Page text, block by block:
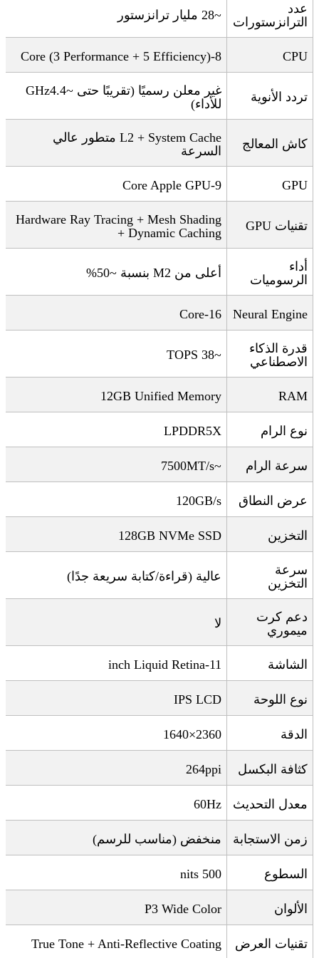
عدد
الترانزستورات
~28 مليار ترانزستور
CPU
8-Core (3 Performance + 5 Efficiency)
تردد الأنوية غير معلن رسميًا (تقريبًا حتى ~4.4
GHz
للأداء)
كاش المعالج L2 + System Cache متطور عالي
السرعة
GPU
9-Core Apple GPU
تقنيات GPU
Hardware Ray Tracing + Mesh Shading
+ Dynamic Caching
أداء
الرسوميات
أعلى من بنسبة ~50 %
Neural Engine
16-Core
قدرة الذكاء
الاصطناعي
~38 TOPS
RAM
12GB Unified Memory
نوع الرام LPDDR5X
سرعة الرام ~7500MT/s
عرض النطاق 120GB/s
التخزين 128GB NVMe SSD
سرعة
التخزين
عالية (قراءة/كتابة سريعة جدًا)
دعم كرت
ميموري
لا
الشاشة 11-inch Liquid Retina
نوع اللوحة IPS LCD
الدقة 2360×1640
كثافة البكسل 264ppi
معدل التحديث 60Hz
زمن الاستجابة منخفض (مناسب للرسم)
السطوع 500 nits
الألوان P3 Wide Color
تقنيات العرض True Tone + Anti-Reflective Coating